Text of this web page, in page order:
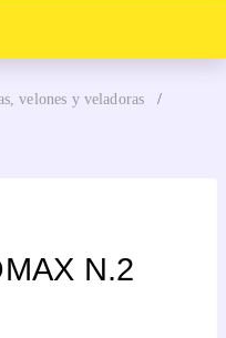
velones y veladoras
N.2